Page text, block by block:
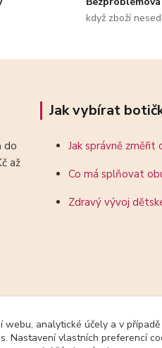
když zboží
do
až
Jak vybírat
Jak správně změřit
Co má splňovat
Zdravý vývoj
webu, analytické účely a v
Nastavení vlastních preferencí